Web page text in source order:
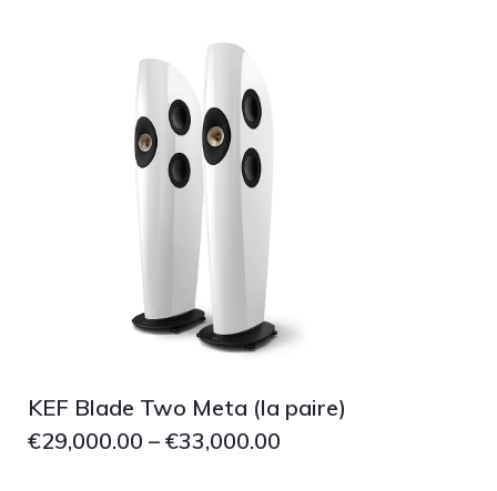
psb SPEAKERS
Q Acoustics
SCANSONIC
Sennheiser
KEF Blade Two Meta (la paire)
€29,000.00 – €33,000.00